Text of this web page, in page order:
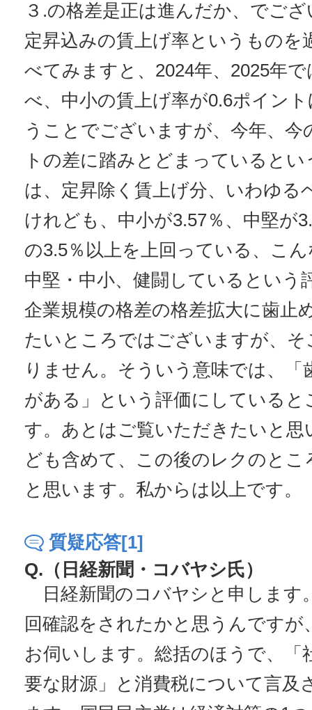
３.の格差是正は進んだか、でご
定昇込みの賃上げ率というものを
べてみますと、2024年、2025年
べ、中小の賃上げ率が0.6ポイン
うことでございますが、今年、今
トの差に踏みとどまっていると
は、定昇除く賃上げ分、いわゆる
けれども、中小が3.57％、中堅が
の3.5％以上を上回っている、こ
中堅・中小、健闘しているという
企業規模の格差の格差拡大に歯止
たいところではございますが、
りません。そういう意味では、「
がある」という評価にしていると
す。あとはご覧いただきたいと思
ども含めて、この後のレクのと
と思います。私からは以上です。
質疑応答[1]
Q.（日経新聞・コバヤシ氏）
日経新聞のコバヤシと申します
回確認をされたかと思うんですが
お伺いします。総括のほうで、「
要な財源」と消費税について言及